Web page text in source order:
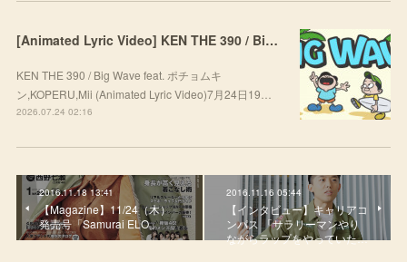
[Animated Lyric Video] KEN THE 390 / Big Wave feat. ポチョムキン,KOPERU,Mii
KEN THE 390 / Big Wave feat. ポチョムキ
ン,KOPERU,Mii (Animated Lyric Video)7月24日19…
2026.07.24 02:16
2016.11.18 13:41
【Magazine】11/24（木）
発売号「Samurai ELO」
2016.11.16 05:44
【インタビュー】キャリアコ
ンパス 「サラリーマンやり
ながらラップをやっていた…